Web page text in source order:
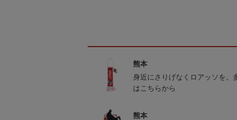
熊本
身近にさりげなくロアッソを。
はこちらから
熊本